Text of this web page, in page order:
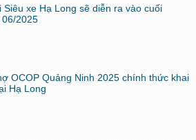
Siêu xe Hạ Long sẽ diễn ra vào cuối
2025
OCOP Quảng Ninh 2025 chính thức khai
Hạ Long